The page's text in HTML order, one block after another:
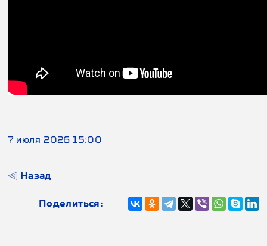
7 июля 2026 15:00
Назад
Поделиться: